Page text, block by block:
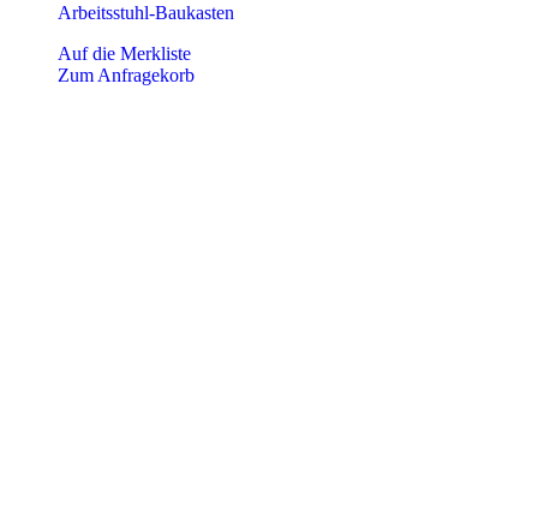
Arbeitsstuhl-Baukasten
Auf die Merkliste
Zum Anfragekorb